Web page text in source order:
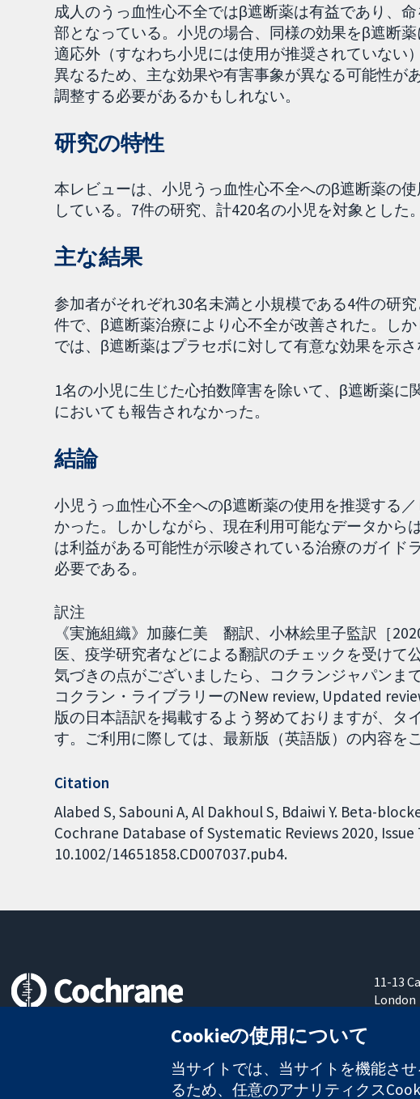
成人のうっ血性心不全ではβ遮断薬は有益であり、
部となっている。小児の場合、同様の効果をβ遮断
適応外（すなわち小児には使用が推奨されていない
異なるため、主な効果や有害事象が異なる可能性が
調整する必要があるかもしれない。
研究の特性
本レビューは、小児うっ血性心不全へのβ遮断薬の
している。7件の研究、計420名の小児を対象とした。
主な結果
参加者がそれぞれ30名未満と小規模である4件の研
件で、β遮断薬治療により心不全が改善された。し
では、β遮断薬はプラセボに対して有意な効果を示さ
1名の小児に生じた心拍数障害を除いて、β遮断薬に
においても報告されなかった。
結論
小児うっ血性心不全へのβ遮断薬の使用を推奨する
かった。しかしながら、現在利用可能なデータから
は利益がある可能性が示唆されている治療のガイド
必要である。
訳注
《実施組織》加藤仁美 翻訳、小林絵里子監訳［
医、疫学研究者などによる翻訳のチェックを受けて
気づきの点がございましたら、コクランジャパンま
コクラン・ライブラリーのNew review, Updated
版の日本語訳を掲載するよう努めておりますが、タ
す。ご利用に際しては、最新版（英語版）の内容を
Citation
Alabed S, Sabouni A, Al Dakhoul S, Bdaiwi Y. Beta-
Cochrane Database of Systematic Reviews 2020, Issue
10.1002/14651858.CD007037.pub4.
情報に基づく意思決定により
11-13
London
Cookieの使用について
当サイトでは、当サイトを機能さ
るため、任意のアナリティクス